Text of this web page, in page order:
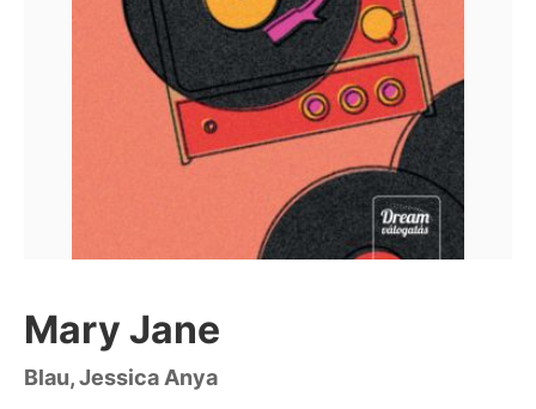
Mary Jane
Blau, Jessica Anya